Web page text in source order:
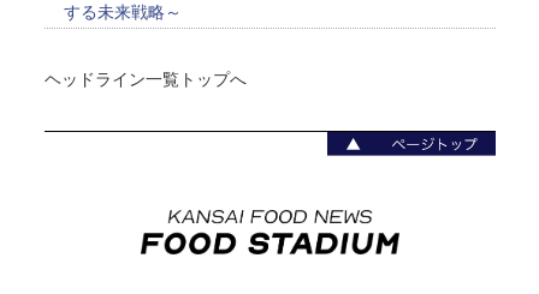
する未来戦略～
ヘッドライン一覧トップへ